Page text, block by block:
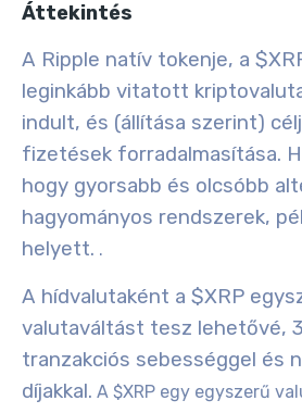
Áttekintés
A Ripple natív tokenje, a
leginkább vitatott
indult, és (állítása szerint)
fizetések forradalmasítása.
hogy gyorsabb és olcsóbb
hagyományos rendszerek,
helyett. .
A hídvalutaként a $XRP
valutaváltást tesz lehetővé,
tranzakciós sebességgel és
díjakkal. A $XRP egy egyszerű